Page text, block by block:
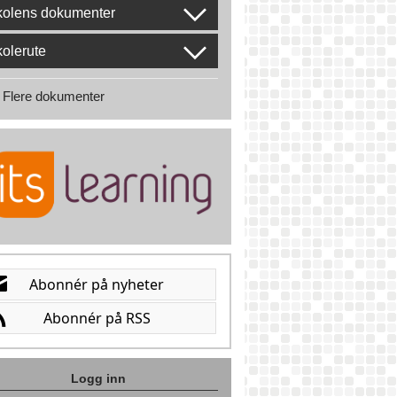
dokumenter
Flere dokumenter
Logg inn